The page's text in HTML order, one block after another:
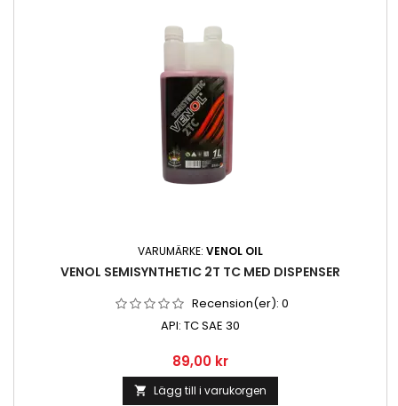
VARUMÄRKE: VENOL OIL
VENOL SEMISYNTHETIC 2T TC MED DISPENSER
Recension(er): 0
API: TC SAE 30
Pris
89,00 kr
 Lägg till i varukorgen